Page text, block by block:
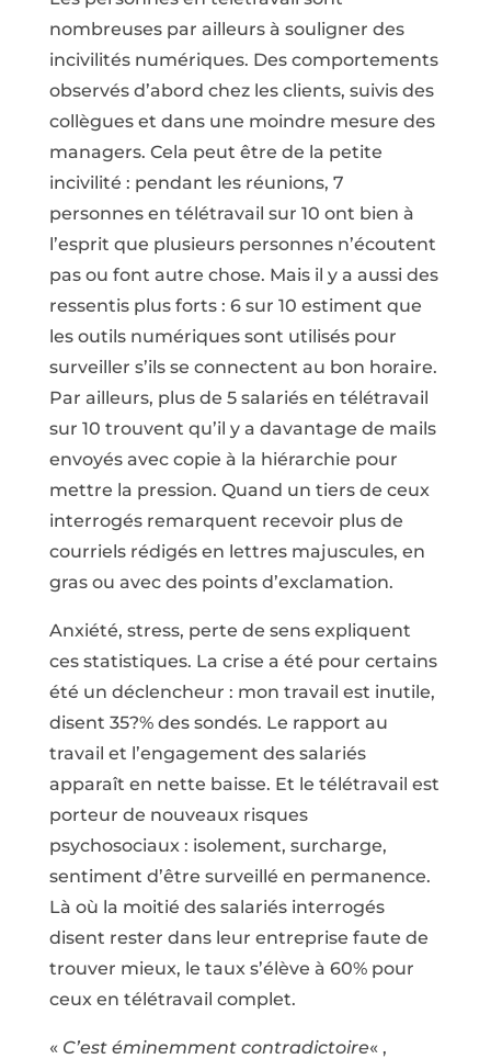
nombreuses par ailleurs à souligner des
incivilités numériques. Des comportements
observés d’abord chez les clients, suivis des
collègues et dans une moindre mesure des
managers. Cela peut être de la petite
incivilité : pendant les réunions, 7
personnes en télétravail sur 10 ont bien à
l’esprit que plusieurs personnes n’écoutent
pas ou font autre chose. Mais il y a aussi des
ressentis plus forts : 6 sur 10 estiment que
les outils numériques sont utilisés pour
surveiller s’ils se connectent au bon horaire.
Par ailleurs, plus de 5 salariés en télétravail
sur 10 trouvent qu’il y a davantage de mails
envoyés avec copie à la hiérarchie pour
mettre la pression. Quand un tiers de ceux
interrogés remarquent recevoir plus de
courriels rédigés en lettres majuscules, en
gras ou avec des points d’exclamation.
Anxiété, stress, perte de sens expliquent
ces statistiques. La crise a été pour certains
été un déclencheur : mon travail est inutile,
disent 35?% des sondés. Le rapport au
travail et l’engagement des salariés
apparaît en nette baisse. Et le télétravail est
porteur de nouveaux risques
psychosociaux : isolement, surcharge,
sentiment d’être surveillé en permanence.
Là où la moitié des salariés interrogés
disent rester dans leur entreprise faute de
trouver mieux, le taux s’élève à 60% pour
ceux en télétravail complet.
« C’est éminemment contradictoire« ,